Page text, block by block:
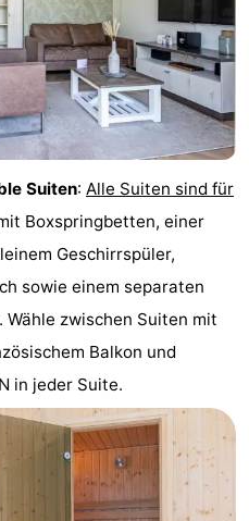
Suiten: Alle Suiten sind für
Boxspringbetten, einer
Geschirrspüler,
sowie einem separaten
zwischen Suiten mit
Balkon und
in jeder Suite.